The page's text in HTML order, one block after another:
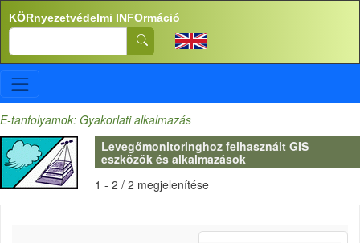
Ugrás a tartalomra
KÖRnyezetvédelmi INFOrmáció
Search
E-tanfolyamok: Gyakorlati alkalmazás
Levegőmonitoringhoz felhasznált GIS
eszközök és alkalmazások
1 - 2 / 2 megjelenítése